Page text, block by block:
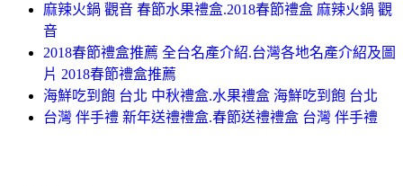
麻辣火鍋 觀音 春節水果禮盒.2018春節禮盒 麻辣火鍋 觀
音
2018春節禮盒推薦 全台名產介紹.台灣各地名產介紹及圖
片 2018春節禮盒推薦
海鮮吃到飽 台北 中秋禮盒.水果禮盒 海鮮吃到飽 台北
台灣 伴手禮 新年送禮禮盒.春節送禮禮盒 台灣 伴手禮